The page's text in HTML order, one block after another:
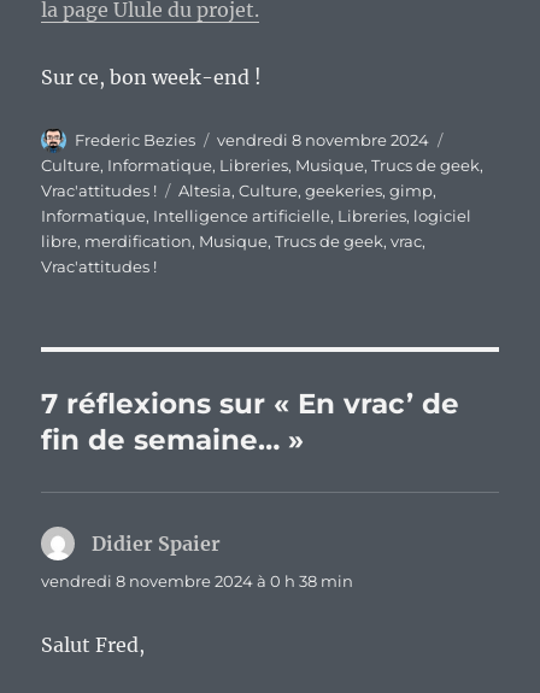
la page Ulule du projet.
Sur ce, bon week-end !
Auteur
Frederic Bezies
Publié
le
vendredi 8 novembre 2024
Culture, Informatique, Libreries, Musique,Trucs de geek,
Vrac'attitudes !
Étiquettes
Altesia,Culture,geekeries,gimp,
Informatique, Intelligence artificielle, Libreries, logiciel
libre, merdification, Musique,Trucs de geek,vrac,
Vrac'attitudes !
7 réflexions sur « En vrac’ de
fin de semaine… »
Didier Spaier
vendredi 8 novembre 2024 à 0 h 38 min
Salut Fred,